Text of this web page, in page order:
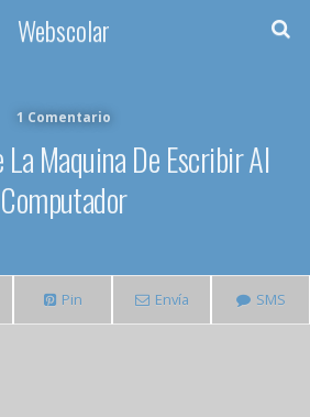
Webscolar
1 Comentario
La Maquina De Escribir Al
Computador
Pin Envía SMS